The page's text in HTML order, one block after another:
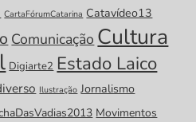
CartaFórumCatarina Catavídeo13
Comunicação Cultura
Digiarte2 Estado Laico
Ilustração Jornalismo
Movimentos